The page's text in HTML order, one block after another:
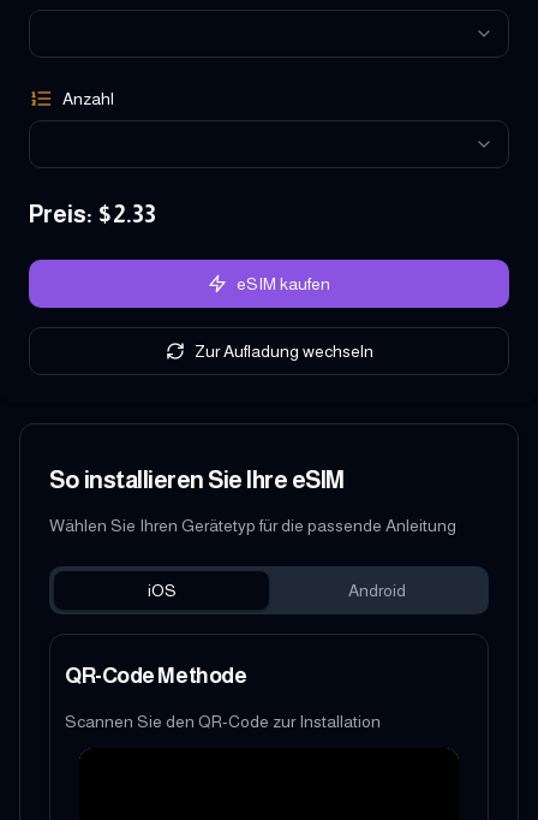
Anzahl
Preis: $2.33
eSIM kaufen
Zur Aufladung wechseln
So installieren Sie Ihre eSIM
Wählen Sie Ihren Gerätetyp für die passende Anleitung
iOS Android
QR-Code Methode
Scannen Sie den QR-Code zur Installation